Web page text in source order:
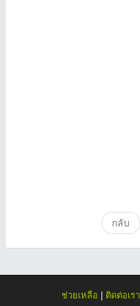
กลับ
ช่วยเหลือ ติดต่อเรา